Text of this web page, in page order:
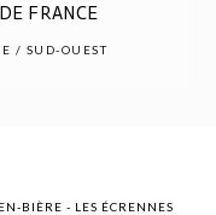
FRANCE
/ SUD-OUEST
BIÈRE - LES ÉCRENNES